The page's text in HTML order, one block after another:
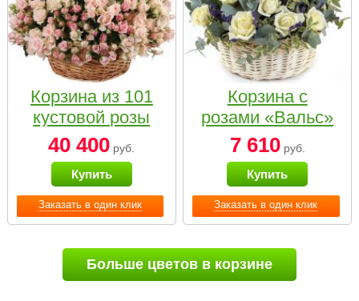
Заказать в один клик
Корзина из 101
кустовой розы
нежных тонов
40 400 руб.
Купить
Заказать в один клик
Корзина с
розами «Вальс»
7 610руб.
Купить
Больше цветов в корзине